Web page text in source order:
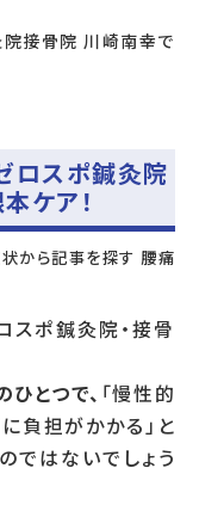
院接骨院 川崎南幸で
ロスポ鍼灸院
ケア！
から記事を探す 腰痛
スポ鍼灸院・接骨
とつで、 「慢性的
負担がかかる」と
ではないでしょう